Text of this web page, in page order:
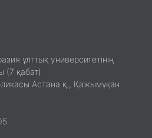
ұлттық университетінің
(7 қабат)
Астана қ., Қажымұқан